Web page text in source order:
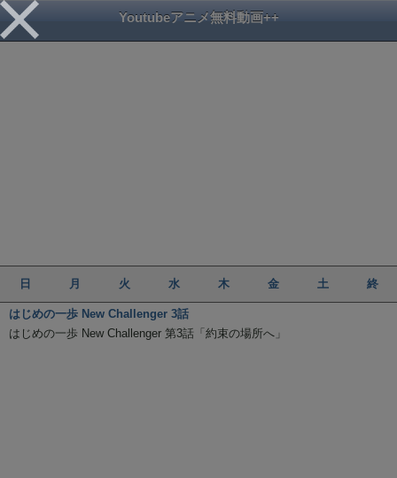
Youtubeアニメ無料動画++
日 月 火 水 木 金 土 終
はじめの一歩 New Challenger 3話
はじめの一歩 New Challenger 第3話「約束の場所へ」